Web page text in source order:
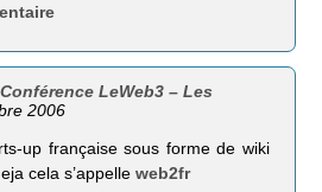
Conférence LeWeb3 – Les
2006
up française sous forme de wiki
cela s’appelleweb2fr